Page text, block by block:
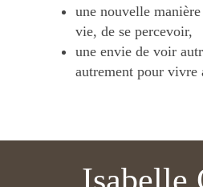
une nouvelle
vie, de se percevoir,
une envie de voir
autrement pour vivre
Isabelle